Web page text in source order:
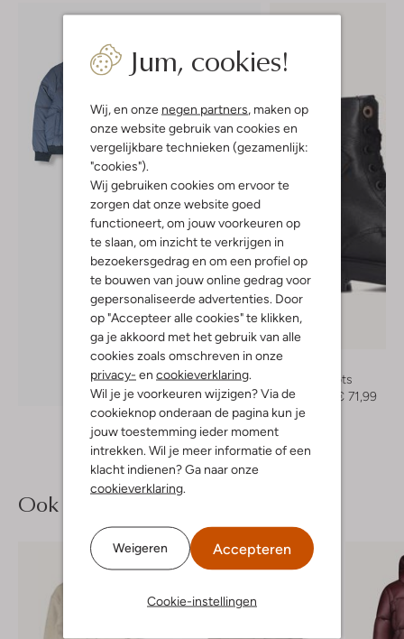
Jum, cookies!
Wij, en onze negen partners , maken op
onze website gebruik van cookies en
vergelijkbare technieken (gezamenlijk:
"cookies").
Wij gebruiken cookies om ervoor te
zorgen dat onze website goed
functioneert, om jouw voorkeuren op
te slaan, om inzicht te verkrijgen in
bezoekersgedrag en om een profiel op
te bouwen van jouw online gedrag voor
gepersonaliseerde advertenties. Door
op "Accepteer alle cookies" te klikken,
ga je akkoord met het gebruik van alle
cookies zoals omschreven in onze
privacy- en cookieverklaring
Wil je je voorkeuren wijzigen? Via de
cookieknop onderaan de pagina kun je
jouw toestemming ieder moment
intrekken. Wil je meer informatie of een
klacht indienen? Ga naar onze
cookieverklaring
Weigeren Accepteren
Cookie-instellingen
Ontdek de look
-20%
Veterboots
€ 89,95
€ 71,99
Ook iets voor jou?